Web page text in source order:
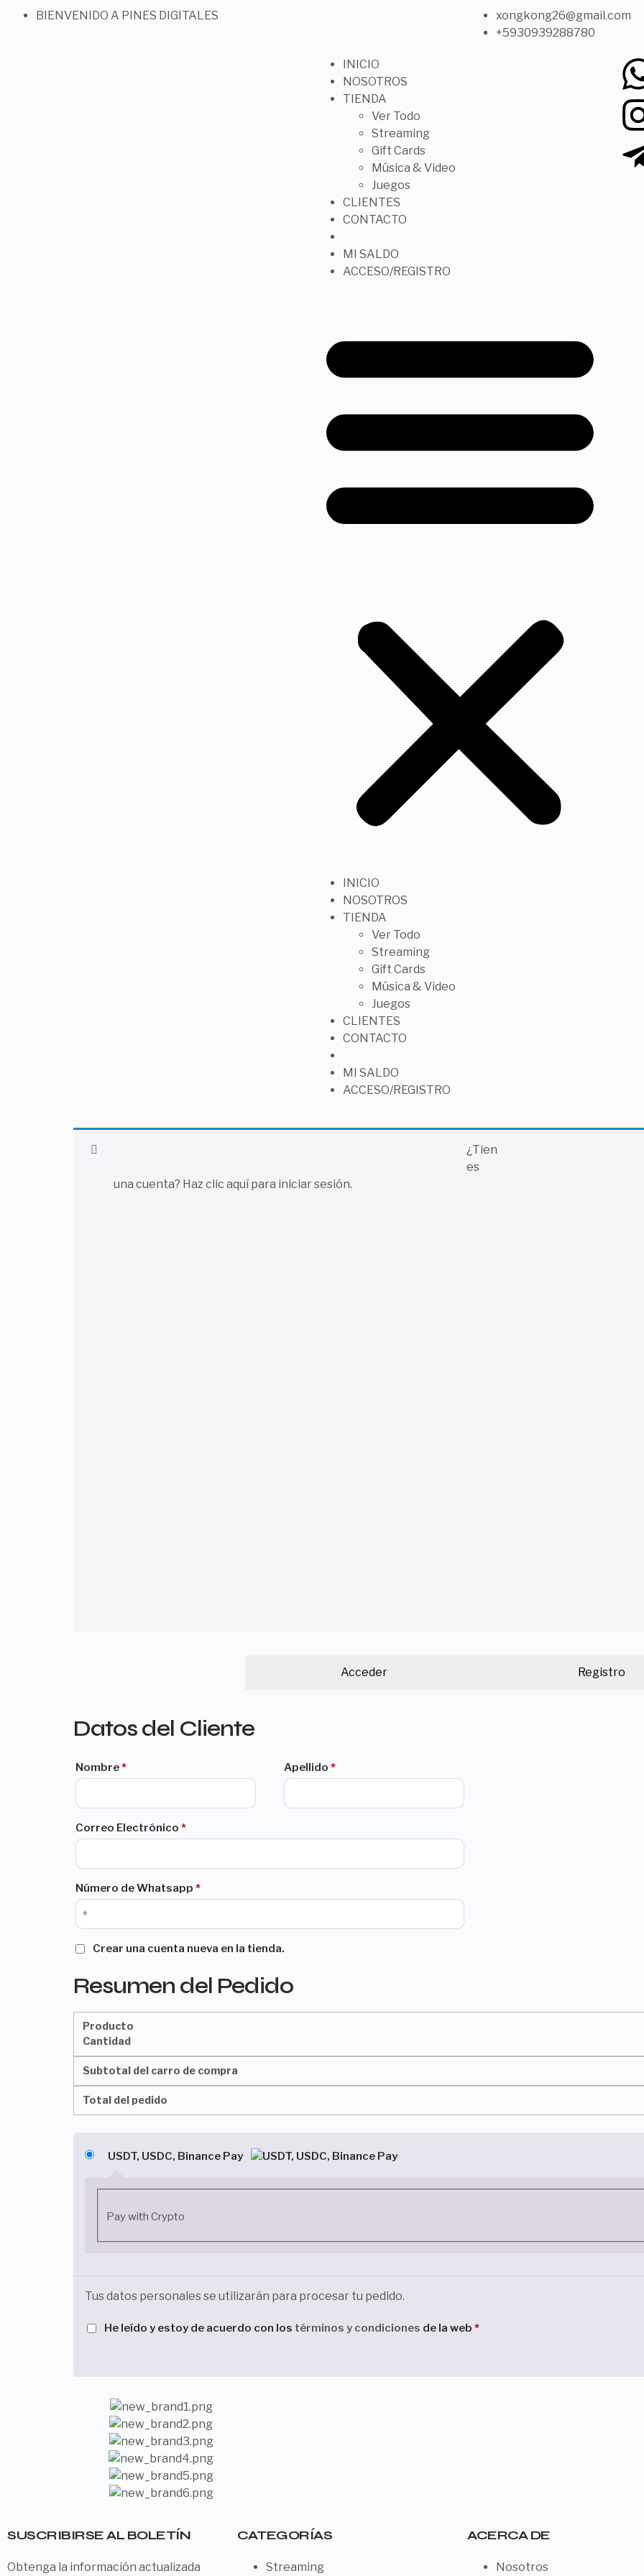
BIENVENIDO A PINES DIGITALES
xongkong26@gmail.com
+5930939288780
INICIO
NOSOTROS
TIENDA
Ver Todo
Streaming
Gift Cards
Música & Video
Juegos
CLIENTES
CONTACTO
MI SALDO
ACCESO/REGISTRO
INICIO
NOSOTROS
TIENDA
Ver Todo
Streaming
Gift Cards
Música & Video
Juegos
CLIENTES
CONTACTO
MI SALDO
ACCESO/REGISTRO
¿Tien
es
una cuenta? Haz clic aquí para iniciar sesión.
Acceder Registro
Datos del Cliente
Nombre* Apellido*
Correo Electrónico *
Número de Whatsapp *
Crear una cuenta nueva en la tienda.
Resumen del Pedido
Producto
Cantidad
Subtotal del carro de compra
Total del pedido
USDT, USDC, Binance Pay
Pay with Crypto
Tus datos personales se utilizarán para procesar tu pedido.
He leído y estoy de acuerdo con los términos y condiciones de la web *
SUSCRIBIRSE AL BOLETÍN
Obtenga la información actualizada
CATEGORÍAS
Streaming
ACERCA DE
Nosotros